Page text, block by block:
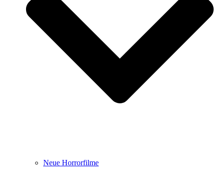
Neue Horrorfilme